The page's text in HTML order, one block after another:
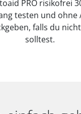
PRO risikofrei
testen und ohne
falls du
solltest.